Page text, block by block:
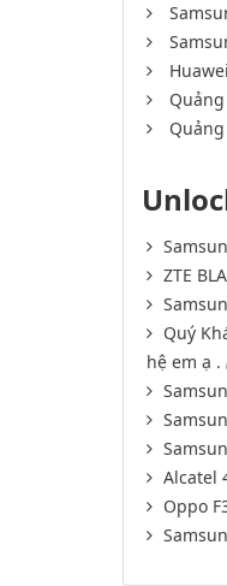
ZTE
Quý
hệ em ạ .
Alcatel
Oppo